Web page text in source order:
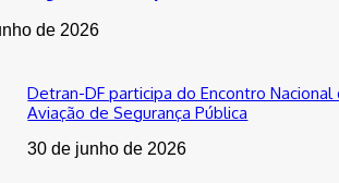
de 2026
Detran-DF participa do Encontro Nacional
Aviação de Segurança Pública
30 de junho de 2026